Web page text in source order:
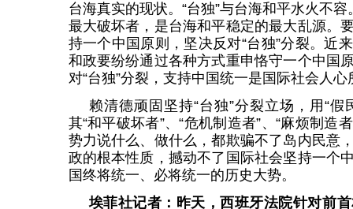
台海真实的现状。“台独”与台海和平水火不
最大破坏者，是台海和平稳定的最大乱源。
持一个中国原则，坚决反对“台独”分裂。近
和政要纷纷通过各种方式重申恪守一个中国
对“台独”分裂，支持中国统一是国际社会人
赖清德顽固坚持“台独”分裂立场，用“假
其“和平破坏者”、“危机制造者”、“麻烦制造
势力说什么、做什么，都欺骗不了岛内民意
政的根本性质，撼动不了国际社会坚持一个
国终将统一、必将统一的历史大势。
埃菲社记者：昨天，西班牙法院针对前